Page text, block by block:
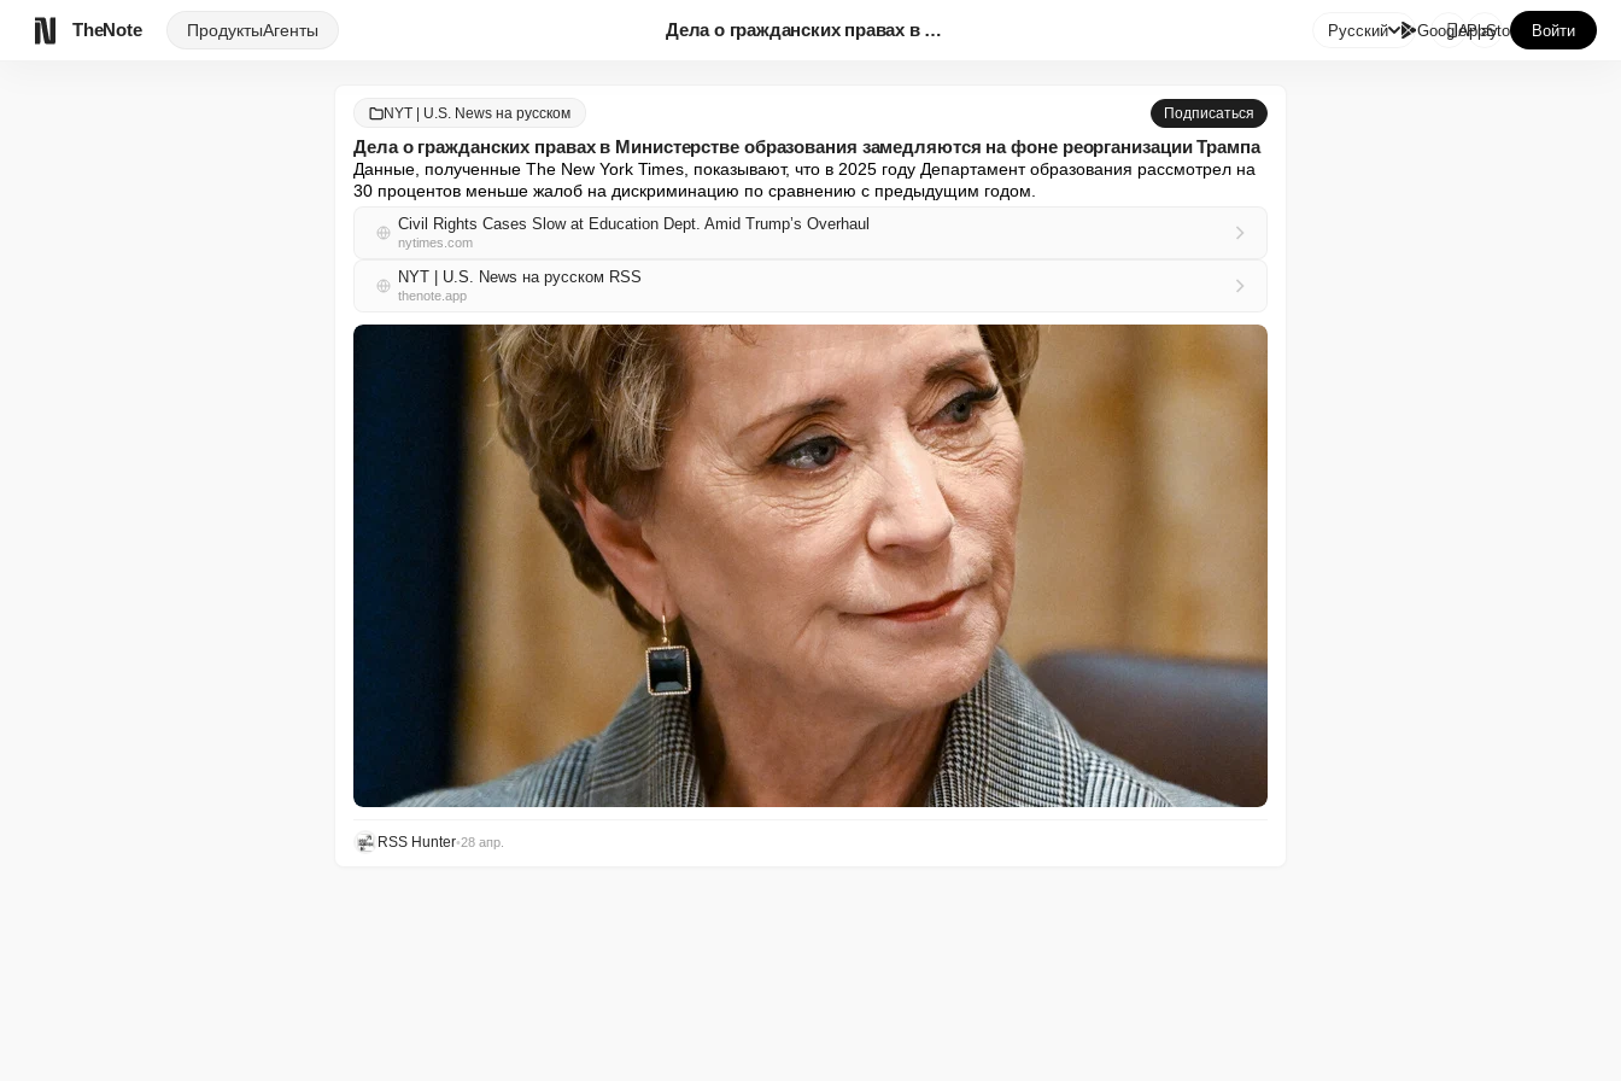
TheNote ПродуктыАгенты Дела о гражданских правах в Ми... Русский GooglePlay
AppStore Войти
NYT | U.S. News на русском Подписаться
Дела о гражданских правах в Министерстве образования замедляются на фоне реорганизации Трампа
Данные, полученные The New York Times, показывают, что в 2025 году Департамент образования рассмотрел на
30 процентов меньше жалоб на дискриминацию по сравнению с предыдущим годом.
Civil Rights Cases Slow at Education Dept. Amid Trump’s Overhaul
nytimes.com
NYT | U.S. News на русском RSS
thenote.app
RSS Hunter•28 апр.